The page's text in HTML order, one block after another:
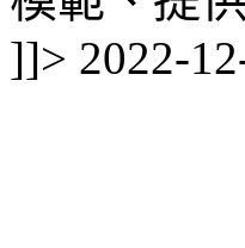
]]> 2022-